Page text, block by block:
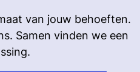
van jouw behoeften.
Samen vinden we een